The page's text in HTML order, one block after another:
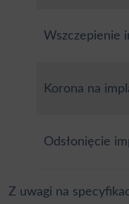
Wszczepienie
Korona na
Odsłonięcie
Z uwagi na